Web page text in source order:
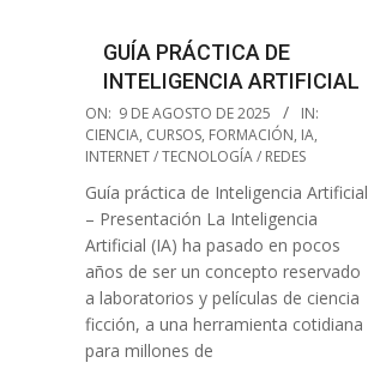
GUÍA PRÁCTICA DE
INTELIGENCIA ARTIFICIAL
2025-
08-
09
ON: 9 DE AGOSTO DE 2025
IN:
CIENCIA, CURSOS, FORMACIÓN, IA,
INTERNET / TECNOLOGÍA / REDES
Guía práctica de Inteligencia Artificial
– Presentación La Inteligencia
Artificial (IA) ha pasado en pocos
años de ser un concepto reservado
a laboratorios y películas de ciencia
ficción, a una herramienta cotidiana
para millones de